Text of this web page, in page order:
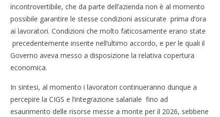
incontrovertibile, che da parte dell’azienda non è al momento
possibile garantire le stesse condizioni assicurate prima d’ora
ai lavoratori. Condizioni che molto faticosamente erano state
precedentemente inserite nell’ultimo accordo, e per le quali il
Governo aveva messo a disposizione la relativa copertura
economica.
In sintesi, al momento i lavoratori continueranno dunque a
percepire la CIGS e l’integrazione salariale fino ad
esaurimento delle risorse messe a monte per il 2026, sebbene